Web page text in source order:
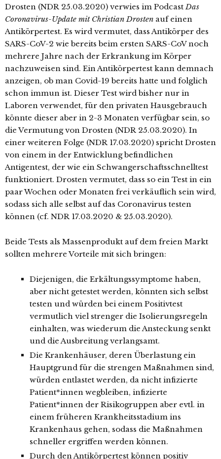
Drosten (NDR 25.03.2020) verwies im PodcastDas
Coronavirus-Update mit Christian Drosten auf einen
Antikörpertest. Es wird vermutet, dass Antikörper des
SARS-CoV-2 wie bereits beim ersten SARS-CoV noch
mehrere Jahre nach der Erkrankung im Körper
nachzuweisen sind. Ein Antikörpertest kann demnach
anzeigen, ob man Covid-19 bereits hatte und folglich
schon immun ist. Dieser Test wird bisher nur in
Laboren verwendet, für den privaten Hausgebrauch
könnte dieser aber in 2-3 Monaten verfügbar sein, so
die Vermutung von Drosten (NDR 25.03.2020). In
einer weiteren Folge (NDR 17.03.2020) spricht Drosten
von einem in der Entwicklung befindlichen
Antigentest, der wie ein Schwangerschaftsschnelltest
funktioniert. Drosten vermutet, dass so ein Test in ein
paar Wochen oder Monaten frei verkäuflich sein wird,
sodass sich alle selbst auf das Coronavirus testen
können (cf. NDR 17.03.2020 & 25.03.2020).
Beide Tests als Massenprodukt auf dem freien Markt
sollten mehrere Vorteile mit sich bringen:
Diejenigen, die Erkältungssymptome haben,
aber nicht getestet werden, könnten sich selbst
testen und würden bei einem Positivtest
vermutlich viel strenger die Isolierungsregeln
einhalten, was wiederum die Ansteckung senkt
und die Ausbreitung verlangsamt.
Die Krankenhäuser, deren Überlastung ein
Hauptgrund für die strengen Maßnahmen sind,
würden entlastet werden, da nicht infizierte
Patient*innen wegbleiben, infizierte
Patient*innen der Risikogruppen aber evtl. in
einem früheren Krankheitsstadium ins
Krankenhaus gehen, sodass die Maßnahmen
schneller ergriffen werden können.
Durch den Antikörpertest können positiv